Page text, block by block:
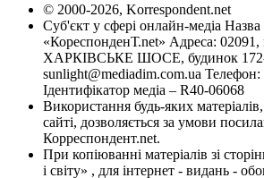
© 2000-2026, Korrespondent.net
Суб'єкт у сфері онлайн-медіа
«КореспонденТ.net» Адреса: 02091,
ХАРКІВСЬКЕ ШОСЕ, будинок 172-
sunlight@mediadim.com.ua Телефон:
Ідентифікатор медіа – R40-06068
Використання будь-яких
сайті, дозволяється за умови
Корреспондент.net.
При копіюванні матеріалів зі
і світу» , для інтернет - видань -